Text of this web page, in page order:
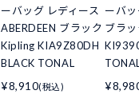
ーバッグ レディース
ABERDEEN ブラック
Kipling KIA9Z80DH
BLACK TONAL
¥8,910(税込)
ーバ
ブラ